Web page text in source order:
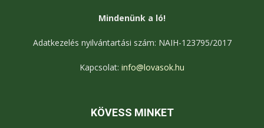
Mindenünk a ló!
Adatkezelés nyilvántartási szám: NAIH-123795/2017
Kapcsolat: info@lovasok.hu
KÖVESS MINKET